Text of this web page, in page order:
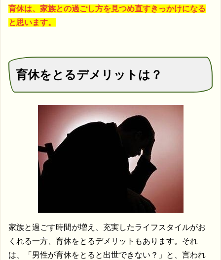
育休は、家族との過ごし方を見つめ直すきっかけになる
と思います。
育休をとるデメリットは？
家族と過ごす時間が増え、充実したライフスタイルがお
くれる一方、育休をとるデメリットもあります。それ
は、「男性が育休をとると出世できない？」と、言われ